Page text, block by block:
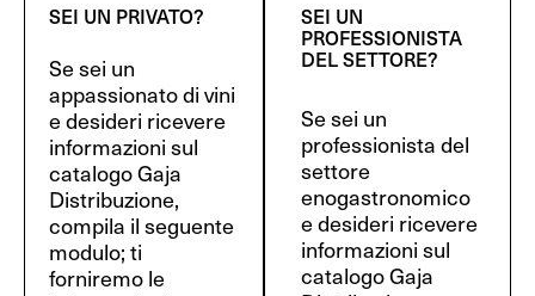
SEI UN PRIVATO?
Se sei un
appassionato di vini
e desideri ricevere
informazioni sul
catalogo Gaja
Distribuzione,
compila il seguente
modulo; ti
forniremo le
SEI UN
PROFESSIONISTA
DEL SETTORE?
Se sei un
professionista del
settore
enogastronomico
e desideri ricevere
informazioni sul
catalogo Gaja